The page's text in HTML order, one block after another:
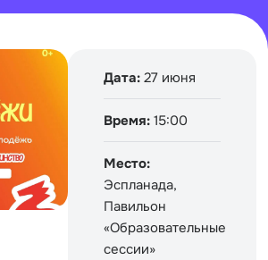
Дата: 27 июня
Время: 15:00
Место:
Эспланада,
Павильон
«Образовательные
сессии»